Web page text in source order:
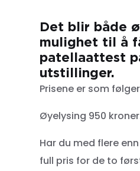
Det blir både
mulighet til å
patellaattest
utstillinger.
Prisene er som
Øyelysing 950
Har du med flere
full pris for de to